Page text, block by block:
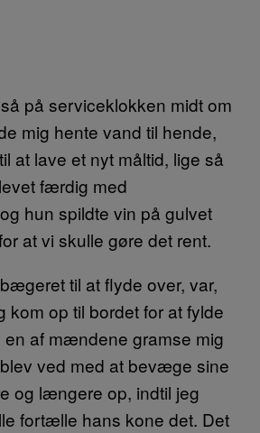
på serviceklokken midt om
mig hente vand til hende,
at lave et nyt måltid, lige så
færdig med
hun spildte vin på gulvet
at vi skulle gøre det rent.
til at flyde over, var,
kom op til bordet for at fylde
en af mændene gramse mig
ved med at bevæge sine
og længere op, indtil jeg
fortælle hans kone det. Det